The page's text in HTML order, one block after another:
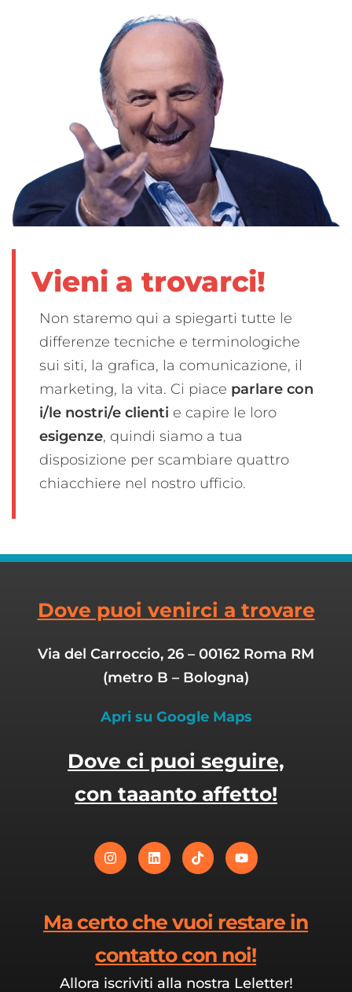
Vieni a trovarci!
Non staremo qui a spiegarti tutte le
differenze tecniche e terminologiche
sui siti, la grafica, la comunicazione, il
marketing, la vita. Ci piace parlare con
i/le nostri/e clienti e capire le loro
esigenze, quindi siamo a tua
disposizione per scambiare quattro
chiacchiere nel nostro ufficio.
Dove puoi venirci a trovare
Via del Carroccio, 26 – 00162 Roma RM
(metro B – Bologna)
Apri su Google Maps
Dove ci puoi seguire,
con taaanto affetto!
Ma certo che vuoi restare in
contatto con noi!
Allora iscriviti alla nostra Leletter!